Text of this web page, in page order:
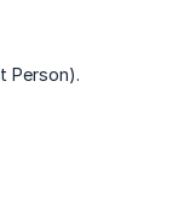
Person).